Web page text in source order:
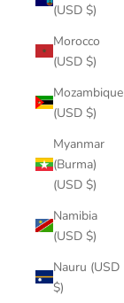
(USD $)
Morocco
(USD $)
Mozambique
(USD $)
Myanmar
(Burma)
(USD $)
Namibia
(USD $)
Nauru (USD
$)